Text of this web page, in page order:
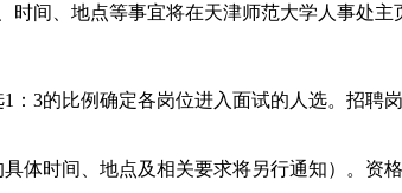
间、地点等事宜将在天津师范大学人事处主
3的比例确定各岗位进入面试的人选。招聘
体时间、地点及相关要求将另行通知）。资